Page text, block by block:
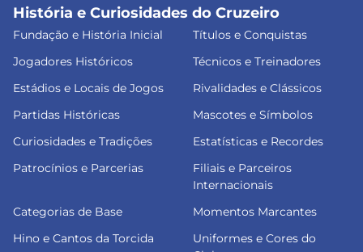
História e Curiosidades do Cruzeiro
Fundação e História Inicial
Títulos e Conquistas
Jogadores Históricos
Técnicos e Treinadores
Estádios e Locais de Jogos
Rivalidades e Clássicos
Partidas Históricas
Mascotes e Símbolos
Curiosidades e Tradições
Estatísticas e Recordes
Patrocínios e Parcerias
Filiais e Parceiros
Internacionais
Categorias de Base
Momentos Marcantes
Hino e Cantos da Torcida
Uniformes e Cores do